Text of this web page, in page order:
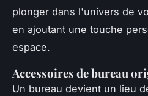
plonger dans l'univers de
en ajoutant une touche
espace.
Accessoires de bureau
Un bureau devient un lieu